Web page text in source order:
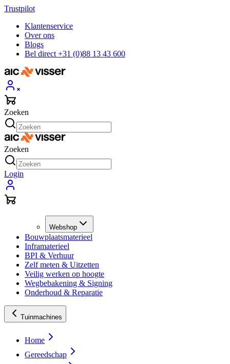
Trustpilot
Klantenservice
Over ons
Blogs
Bel direct +31 (0)88 13 43 600
Zoeken
Zoeken
Login
Webshop
Bouwplaatsmaterieel
Inframaterieel
BPI & Verhuur
Zelf meten & Uitzetten
Veilig werken op hoogte
Wegbebakening & Signing
Onderhoud & Reparatie
Tuinmachines
Home
Gereedschap